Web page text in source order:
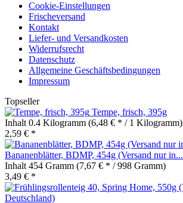
Cookie-Einstellungen
Frischeversand
Kontakt
Liefer- und Versandkosten
Widerrufsrecht
Datenschutz
Allgemeine Geschäftsbedingungen
Impressum
Topseller
Tempe, frisch, 395g
Inhalt 0.4 Kilogramm (6,48 € * / 1 Kilogramm)
2,59 € *
Bananenblätter, BDMP, 454g (Versand nur in...
Inhalt 454 Gramm (7,67 € * / 998 Gramm)
3,49 € *